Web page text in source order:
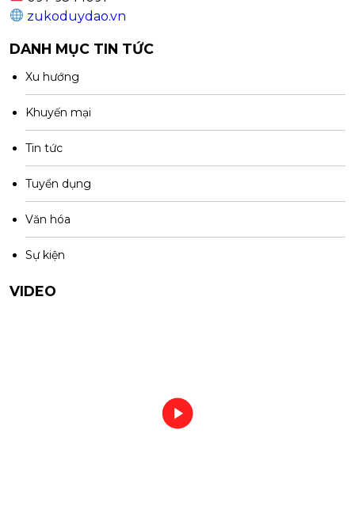
zukoduydao.vn
DANH MỤC TIN TỨC
Xu hướng
Khuyến mại
Tin tức
Tuyển dụng
Văn hóa
Sự kiện
VIDEO